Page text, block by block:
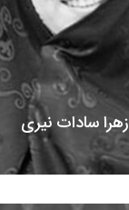
زهرا سادات نیری